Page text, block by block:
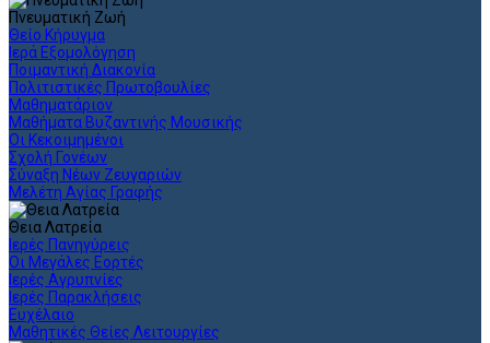
Πνευματική Ζωή
Θείο Κήρυγμα
Ιερά Εξομολόγηση
Ποιμαντική Διακονία
Πολιτιστικές Πρωτοβουλίες
Μαθηματάριον
Μαθήματα Βυζαντινής Μουσικής
Οι Κεκοιμημένοι
Σχολή Γονέων
Σύναξη Νέων Ζευγαριών
Μελέτη Αγίας Γραφής
Θεια Λατρεία
Ιερές Πανηγύρεις
Οι Μεγάλες Εορτές
Ιερές Αγρυπνίες
Ιερές Παρακλήσεις
Ευχέλαιο
Μαθητικές Θείες Λειτουργίες